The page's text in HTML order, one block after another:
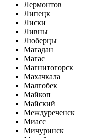
Лермонтов
Липецк
Лиски
Ливны
Люберцы
Магадан
Магас
Магнитогорск
Махачкала
Малгобек
Майкоп
Майский
Междуреченск
Миасс
Мичуринск